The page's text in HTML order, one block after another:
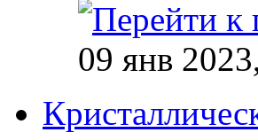
09 янв